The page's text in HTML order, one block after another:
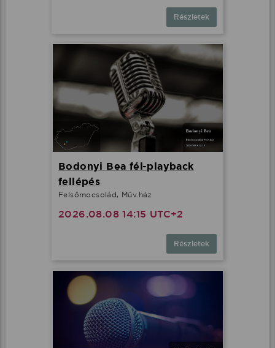
Részletek
Bodonyi Bea fél-playback
fellépés
Felsőmocsolád, Műv.ház
2026.08.08 14:15 UTC+2
Részletek